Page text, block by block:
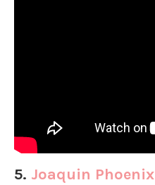
5. Joaquin Phoenix